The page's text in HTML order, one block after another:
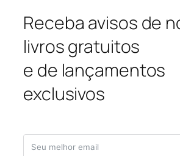
Receba avisos de
livros gratuitos
e de lançamentos
exclusivos